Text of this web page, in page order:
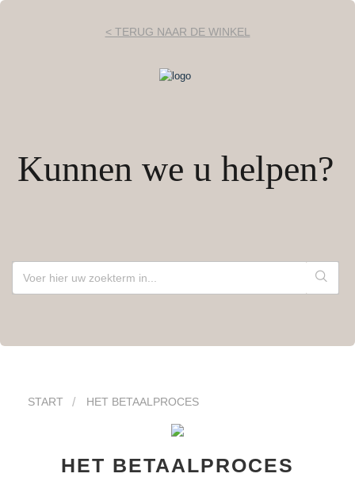
< TERUG NAAR DE WINKEL
Kunnen we u helpen?
START HET BETAALPROCES
HET BETAALPROCES